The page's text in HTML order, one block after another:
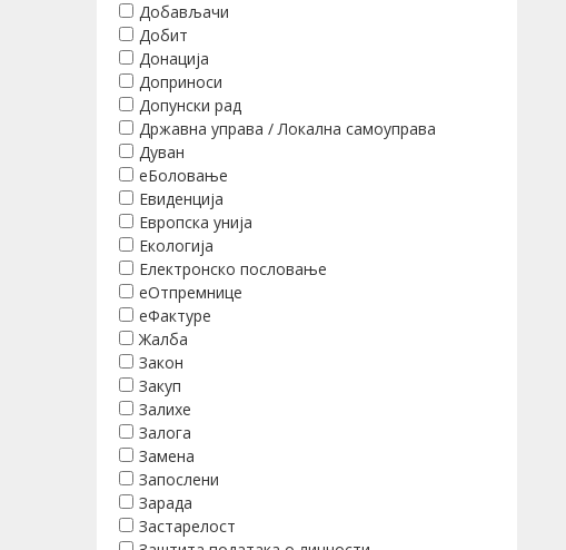
Добављачи
Добит
Донација
Доприноси
Допунски рад
Државна управа / Локална самоуправа
Дуван
еБоловање
Евиденција
Европска унија
Екологија
Електронско пословање
еОтпремнице
еФактуре
Жалба
Закон
Закуп
Залихе
Залога
Замена
Запослени
Зарада
Застарелост